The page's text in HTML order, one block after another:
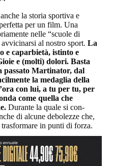
la storia sportiva e
per un film. Una
nelle “scuole di
al nostro sport. La
e caparbietà, istinto e
e (molti) dolori. Basta
passato Martinator, dal
la medaglia della
con lui, a tu per tu, per
come quella che
Durante la quale si con-
di alcune debolezze che,
in punti di forza.